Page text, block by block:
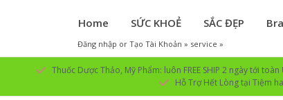
Home SỨC KHOẺ SẮC ĐẸP
Đăng nhập or Tạo Tài Khoản » service »
Thuốc Dược Thảo, Mỹ Phẩm: luôn FREE SHIP 2 ngày tới toàn
Hỗ Trợ Hết Lòng tại Tiệm